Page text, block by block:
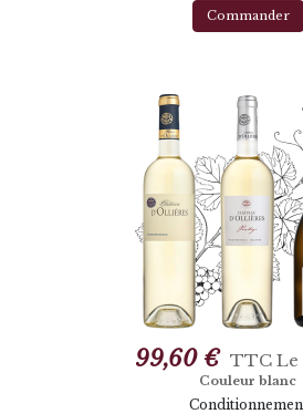
Commander
99,60 € TTC Le
Couleur blanc